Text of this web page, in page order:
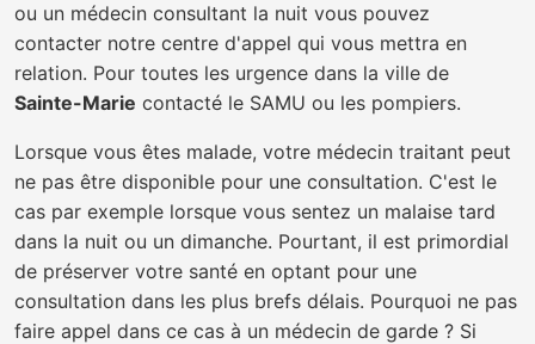
ou un médecin consultant la nuit vous pouvez
contacter notre centre d'appel qui vous mettra en
relation. Pour toutes les urgence dans la ville de
Sainte-Marie contacté le SAMU ou les pompiers.
Lorsque vous êtes malade, votre médecin traitant peut
ne pas être disponible pour une consultation. C'est le
cas par exemple lorsque vous sentez un malaise tard
dans la nuit ou un dimanche. Pourtant, il est primordial
de préserver votre santé en optant pour une
consultation dans les plus brefs délais. Pourquoi ne pas
faire appel dans ce cas à un médecin de garde ? Si